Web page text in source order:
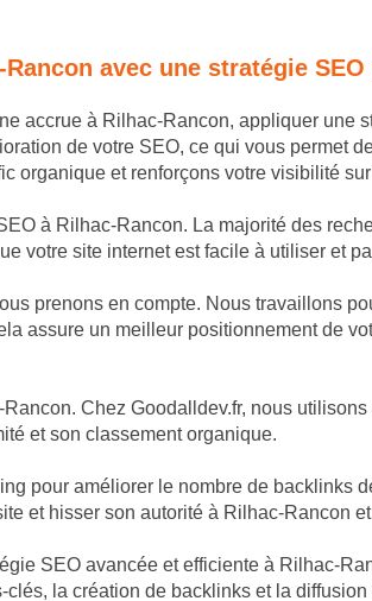
avec une stratégie
accrue à Rilhac-Rancon, appliquer une
de votre SEO, ce qui vous permet
organique et renforçons votre visibilité
à Rilhac-Rancon. La majorité des
votre site internet est facile à utiliser et
prenons en compte. Nous travaillons
assure un meilleur positionnement de
Chez Goodalldev.fr, nous
et son classement organique.
pour améliorer le nombre de backlinks
et hisser son autorité à Rilhac-Rancon
SEO avancée et efficiente à Rilhac-
la création de backlinks et la